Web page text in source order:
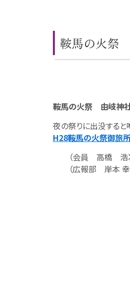
鞍馬の火祭
鞍馬の火祭 由岐神
夜の祭りに出没すると
H28鞍馬の火祭御旅
（会員 高橋 浩次
（広報部 岸本 幸